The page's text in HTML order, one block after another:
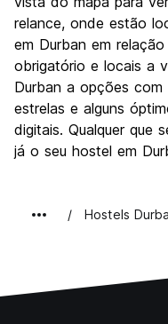
relance, onde estão
em Durban em
obrigatório e locais a
Durban a opções
estrelas e alguns
digitais. Qualquer que
já o seu hostel em
Hostels